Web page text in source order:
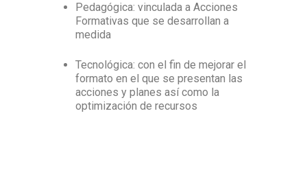
Pedagógica: vinculada a Acciones
Formativas que se desarrollan a
medida
Tecnológica: con el fin de mejorar el
formato en el que se presentan las
acciones y planes así como la
optimización de recursos